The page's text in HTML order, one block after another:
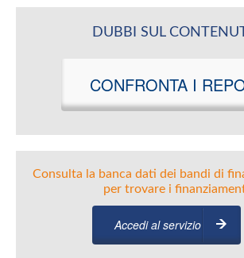
DUBBI SUL
CONFRONTA I
Consulta la banca dati dei bandi di
per trovare i
Accedi al servizio